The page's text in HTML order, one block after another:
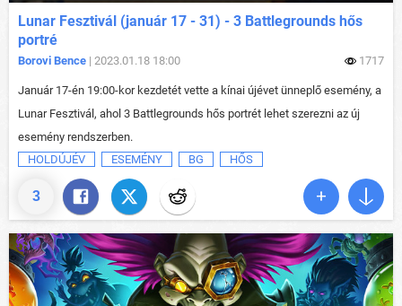
3
Lunar Fesztivál (január 17 - 31) - 3 Battlegrounds hős
portré
Borovi Bence | 2023.01.18 18:00 1717
Január 17-én 19:00-kor kezdetét vette a kínai újévet ünneplő esemény, a
Lunar Fesztivál, ahol 3 Battlegrounds hős portrét lehet szerezni az új
esemény rendszerben.
HOLDÚJÉV
ESEMÉNY BG HŐS